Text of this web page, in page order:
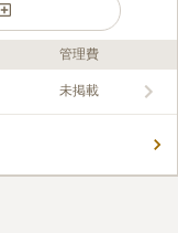
を感じながら穏やかな気
り、綺麗に保たれている
できるのもうれしいぽん
管理費
未掲載